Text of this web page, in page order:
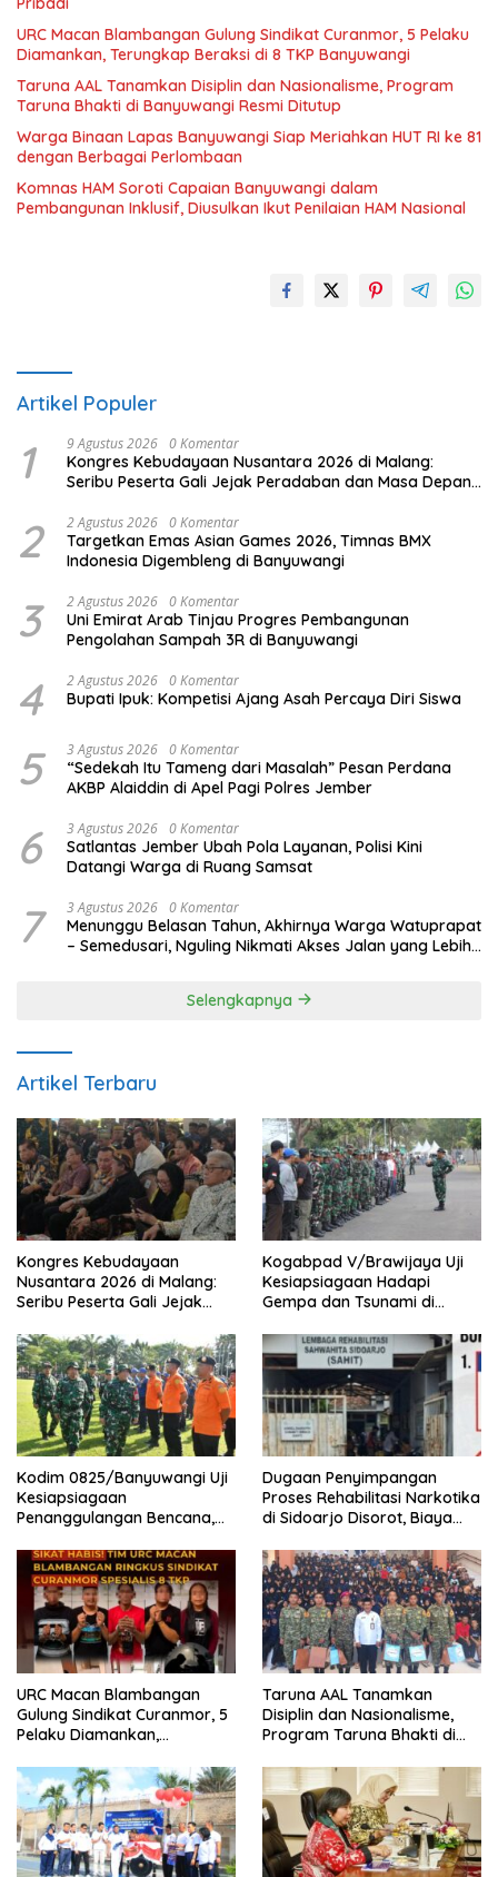
URC Macan Blambangan Gulung Sindikat Curanmor, 5 Pelaku
Diamankan, Terungkap Beraksi di 8 TKP Banyuwangi
Taruna AAL Tanamkan Disiplin dan Nasionalisme, Program
Taruna Bhakti di Banyuwangi Resmi Ditutup
Warga Binaan Lapas Banyuwangi Siap Meriahkan HUT RI ke 81
dengan Berbagai Perlombaan
Komnas HAM Soroti Capaian Banyuwangi dalam
Pembangunan Inklusif, Diusulkan Ikut Penilaian HAM Nasional
Artikel Populer
1 9 Agustus 2026 0 Komentar
Kongres Kebudayaan Nusantara 2026 di Malang:
Seribu Peserta Gali Jejak Peradaban dan Masa Depan
2 2 Agustus 2026 0 Komentar
Targetkan Emas Asian Games 2026, Timnas BMX
Indonesia Digembleng di Banyuwangi
3 2 Agustus 2026 0 Komentar
Uni Emirat Arab Tinjau Progres Pembangunan
Pengolahan Sampah 3R di Banyuwangi
4 2 Agustus 2026 0 Komentar
Bupati Ipuk: Kompetisi Ajang Asah Percaya Diri Siswa
5 3 Agustus 2026 0 Komentar
“Sedekah Itu Tameng dari Masalah” Pesan Perdana
AKBP Alaiddin di Apel Pagi Polres Jember
6 3 Agustus 2026 0 Komentar
Satlantas Jember Ubah Pola Layanan, Polisi Kini
Datangi Warga di Ruang Samsat
7 3 Agustus 2026 0 Komentar
Menunggu Belasan Tahun, Akhirnya Warga Watuprapat
– Semedusari, Nguling Nikmati Akses Jalan yang Lebih
Selengkapnya
Artikel Terbaru
Kongres Kebudayaan
Nusantara 2026 di Malang:
Seribu Peserta Gali Jejak
Budaya Indonesia
Kogabpad V/Brawijaya Uji
Kesiapsiagaan Hadapi
Gempa dan Tsunami di
Kodim 0825/Banyuwangi Uji
Kesiapsiagaan
Penanggulangan Bencana,
Dugaan Penyimpangan
Proses Rehabilitasi Narkotika
di Sidoarjo Disorot, Biaya
Rekening Pribadi
URC Macan Blambangan
Gulung Sindikat Curanmor, 5
Pelaku Diamankan,
Banyuwangi
Taruna AAL Tanamkan
Disiplin dan Nasionalisme,
Program Taruna Bhakti di